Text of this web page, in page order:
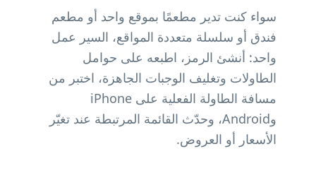
سواء كنت تدير مطعمًا بموقع واحد أو مطعم
فندق أو سلسلة متعددة المواقع، السير عمل
واحد: أنشئ الرمز، اطبعه على حوامل
الطاولات وتغليف الوجبات الجاهزة، اختبر من
مسافة الطاولة الفعلية على iPhone
وAndroid، وحدّث القائمة المرتبطة عند تغيّر
الأسعار أو العروض.